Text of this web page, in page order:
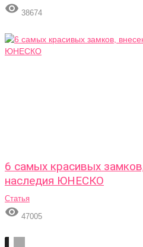
 38674
6 самых красивых
наследия ЮНЕСКО
Статья
 47005